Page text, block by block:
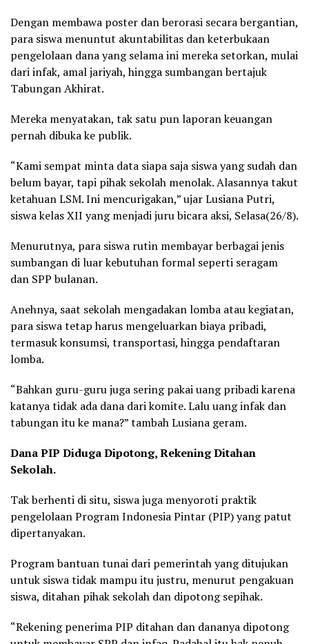
Dengan membawa poster dan berorasi secara bergantian,
para siswa menuntut akuntabilitas dan keterbukaan
pengelolaan dana yang selama ini mereka setorkan, mulai
dari infak, amal jariyah, hingga sumbangan bertajuk
Tabungan Akhirat.
Mereka menyatakan, tak satu pun laporan keuangan
pernah dibuka ke publik.
“Kami sempat minta data siapa saja siswa yang sudah dan
belum bayar, tapi pihak sekolah menolak. Alasannya takut
ketahuan LSM. Ini mencurigakan,” ujar Lusiana Putri,
siswa kelas XII yang menjadi juru bicara aksi, Selasa(26/8).
Menurutnya, para siswa rutin membayar berbagai jenis
sumbangan di luar kebutuhan formal seperti seragam
dan SPP bulanan.
Anehnya, saat sekolah mengadakan lomba atau kegiatan,
para siswa tetap harus mengeluarkan biaya pribadi,
termasuk konsumsi, transportasi, hingga pendaftaran
lomba.
“Bahkan guru-guru juga sering pakai uang pribadi karena
katanya tidak ada dana dari komite. Lalu uang infak dan
tabungan itu ke mana?” tambah Lusiana geram.
Dana PIP Diduga Dipotong, Rekening Ditahan
Sekolah.
Tak berhenti di situ, siswa juga menyoroti praktik
pengelolaan Program Indonesia Pintar (PIP) yang patut
dipertanyakan.
Program bantuan tunai dari pemerintah yang ditujukan
untuk siswa tidak mampu itu justru, menurut pengakuan
siswa, ditahan pihak sekolah dan dipotong sepihak.
“Rekening penerima PIP ditahan dan dananya dipotong